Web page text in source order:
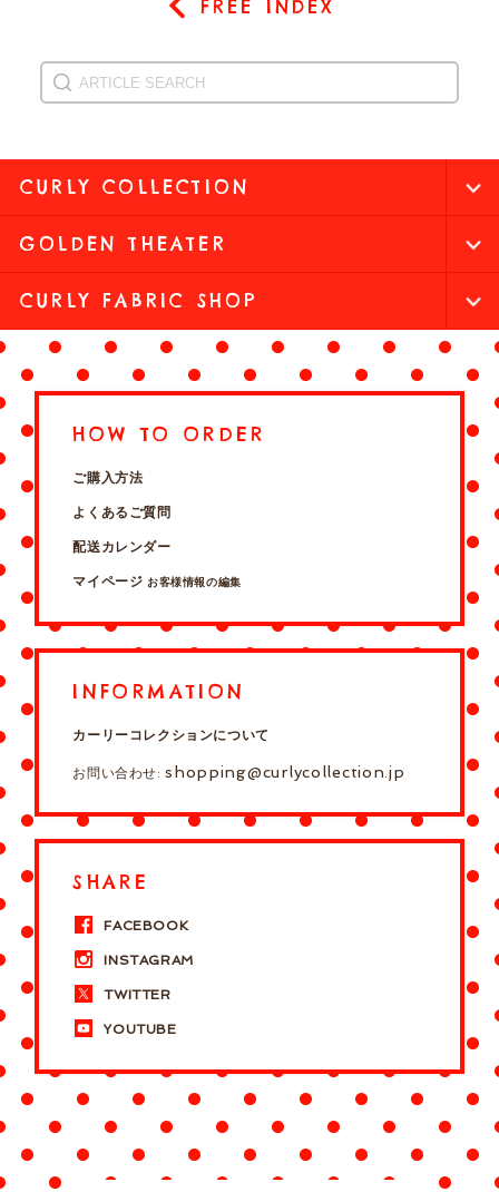
FREE INDEX
CURLY COLLECTION
GOLDEN THEATER
CURLY FABRIC SHOP
HOW TO ORDER
ご購入方法
よくあるご質問
配送カレンダー
マイページ お客様情報の編集
INFORMATION
カーリーコレクションについて
お問い合わせ:shopping@curlycollection.jp
SHARE
FACEBOOK
INSTAGRAM
TWITTER
YOUTUBE